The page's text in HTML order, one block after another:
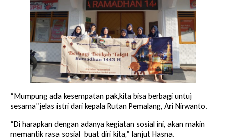
“Mumpung ada kesempatan pak,kita bisa berbagi untuj
sesama”jelas istri dari kepala Rutan Pemalang, Ari Nirwanto.
“Di harapkan dengan adanya kegiatan sosial ini, akan makin
memantik rasa sosial buat diri kita,” lanjut Hasna.